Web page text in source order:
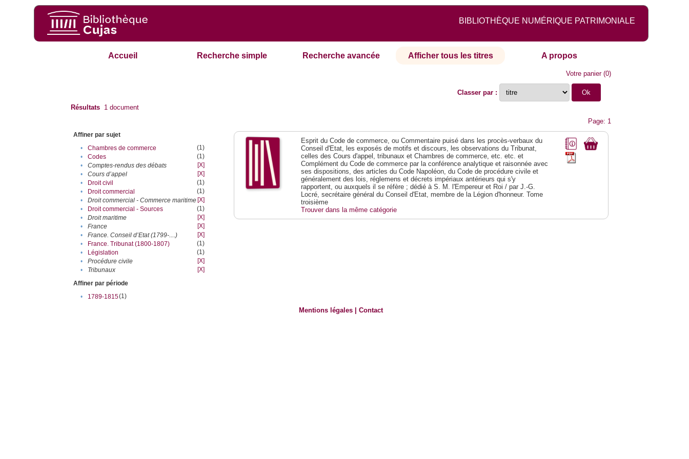
BIBLIOTHÈQUE NUMÉRIQUE PATRIMONIALE
Accueil Recherche simple Recherche avancée Afficher tous les titres A propos
Votre panier(0)
Classer par :
Résultats 1 document
Page: 1
Affiner par sujet
•
Chambres de commerce
(1)
•
Codes
(1)
•
Comptes-rendus des débats
[X]
•
Cours d’appel
[X]
•
Droit civil
(1)
•
Droit commercial
(1)
•
Droit commercial - Commerce maritime [X]
•
Droit commercial - Sources
(1)
•
Droit maritime
[X]
•
France
[X]
•
France. Conseil d’Etat (1799-....)
[X]
•
France. Tribunat (1800-1807)
(1)
•
Législation
(1)
•
Procédure civile
[X]
•
Tribunaux
[X]
Affiner par période
•
1789-1815(1)
Esprit du Code de commerce, ou Commentaire puisé dans les procès-verbaux du
Conseil d'Etat, les exposés de motifs et discours, les observations du Tribunat,
celles des Cours d'appel, tribunaux et Chambres de commerce, etc. etc. et
Complément du Code de commerce par la conférence analytique et raisonnée avec
ses dispositions, des articles du Code Napoléon, du Code de procédure civile et
généralement des lois, réglemens et décrets impériaux antérieurs qui s'y
rapportent, ou auxquels il se réfère ; dédié à S. M. l'Empereur et Roi / par J.-G.
Locré, secrétaire général du Conseil d'Etat, membre de la Légion d'honneur. Tome
troisième
Trouver dans la même catégorie
Mentions légales |Contact